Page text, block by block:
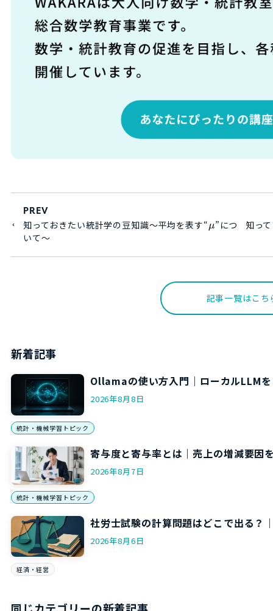
PREV
知っておきたい統計学の豆知識～平均を表す“μ”につ
いて～
知っ
記事一覧はこち
新着記事
Ollamaの使い方入門｜ローカルLLM
2026年8月8日
統計・機械学習トピック
寄与度と寄与率とは｜売上の増減要因
2026年8月7日
統計・機械学習トピック
社労士試験の計算問題はどこで出る？
2026年8月6日
経済・経営